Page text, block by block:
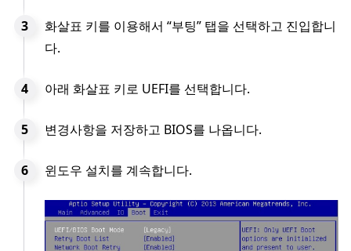
화살표 키를 이용해서 “부팅” 탭을 선택하고 진입합니
다.
아래 화살표 키로 UEFI를 선택합니다.
변경사항을 저장하고 BIOS를 나옵니다.
윈도우 설치를 계속합니다.